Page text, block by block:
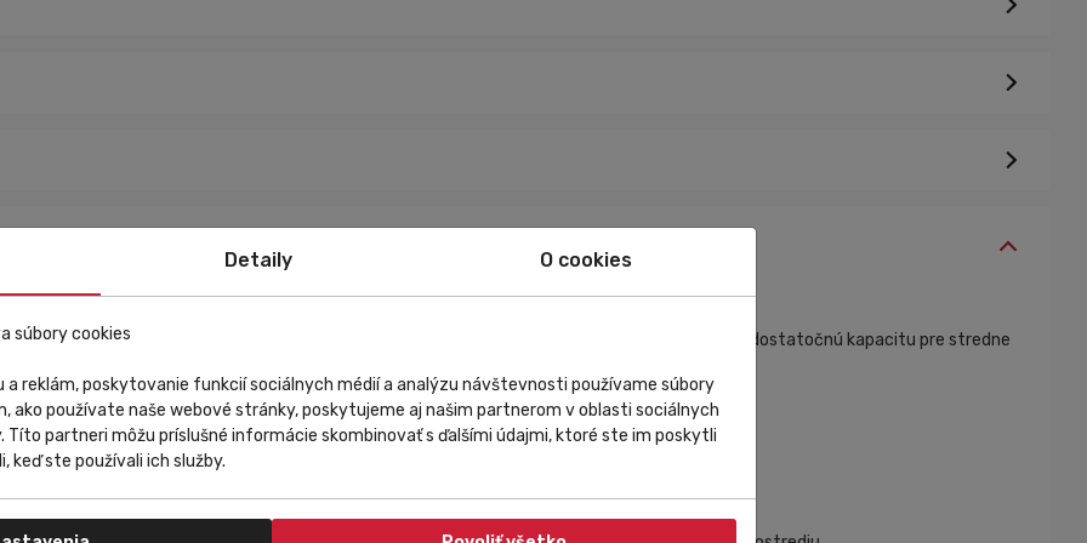
hľadajú funkčnú, ekologickú a štýlovú fľašu na svoje výjazdy.
S objemom 600 ml poskytuje dostatočnú kapacitu pre stredne
a jednoduché pitie počas jazdy
náustkom zaisťuje bezpečné používanie bez rizika úniku tekutiny.
Detaily O cookies
súbory cookies
a reklám, poskytovanie funkcií sociálnych médií a analýzu návštevnosti používame súbory
ako používate naše webové stránky, poskytujeme aj našim partnerom v oblasti sociálnych
Títo partneri môžu príslušné informácie skombinovať s ďalšími údajmi, ktoré ste im poskytli
keď ste používali ich služby.